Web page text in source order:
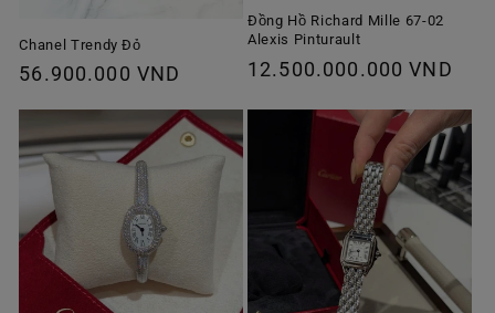
Chanel Trendy Đỏ
Giá
thường
56.900.000 VND
Đồng Hồ Richard Mille 67-02
Alexis Pinturault
Giá
12.500.000.000 VND